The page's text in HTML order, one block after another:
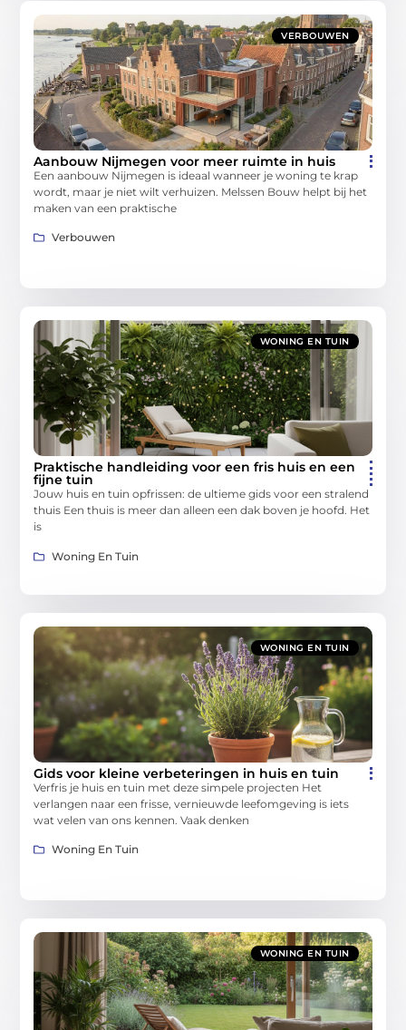
VERBOUWEN
Aanbouw Nijmegen voor meer ruimte in huis
Een aanbouw Nijmegen is ideaal wanneer je woning te krap
wordt, maar je niet wilt verhuizen. Melssen Bouw helpt bij het
maken van een praktische
Verbouwen
WONING EN TUIN
Praktische handleiding voor een fris huis en een
fijne tuin
Jouw huis en tuin opfrissen: de ultieme gids voor een stralend
thuis Een thuis is meer dan alleen een dak boven je hoofd. Het
is
Woning En Tuin
WONING EN TUIN
Gids voor kleine verbeteringen in huis en tuin
Verfris je huis en tuin met deze simpele projecten Het
verlangen naar een frisse, vernieuwde leefomgeving is iets
wat velen van ons kennen. Vaak denken
Woning En Tuin
WONING EN TUIN